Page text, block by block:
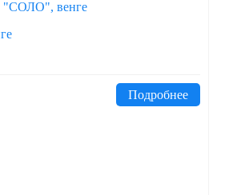
Подробнее